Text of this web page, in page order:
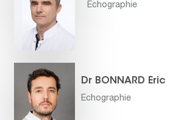
Echographie
Dr BONNARD Eric
Echographie